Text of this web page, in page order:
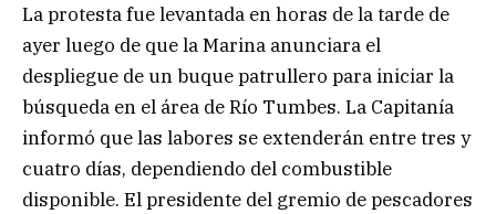
La protesta fue levantada en horas de la tarde de
ayer luego de que la Marina anunciara el
despliegue de un buque patrullero para iniciar la
búsqueda en el área de Río Tumbes. La Capitanía
informó que las labores se extenderán entre tres y
cuatro días, dependiendo del combustible
disponible. El presidente del gremio de pescadores